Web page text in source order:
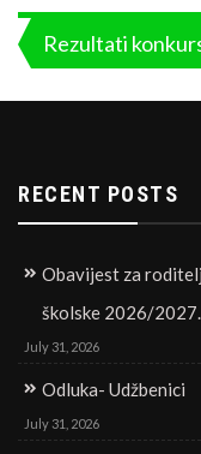
Post
Rezultati
RECENT POSTS
Obavijest za
školske 2026/
July 31, 2026
Odluka- Udžbenici
July 31, 2026